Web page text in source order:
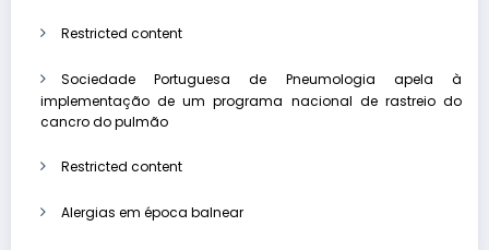
Restricted content
Sociedade Portuguesa de Pneumologia apela à
implementação de um programa nacional de rastreio do
cancro do pulmão
Restricted content
Alergias em época balnear